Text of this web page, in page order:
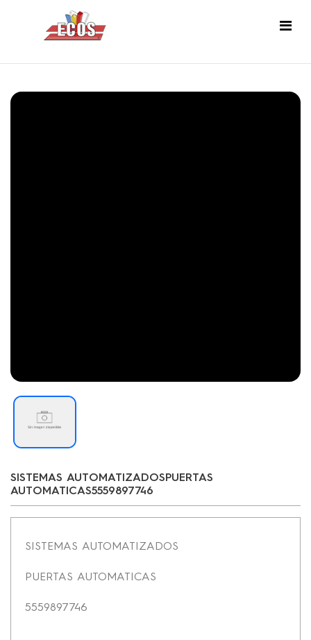
SISTEMAS AUTOMATIZADOSPUERTAS
AUTOMATICAS5559897746
SISTEMAS AUTOMATIZADOS
PUERTAS AUTOMATICAS
5559897746